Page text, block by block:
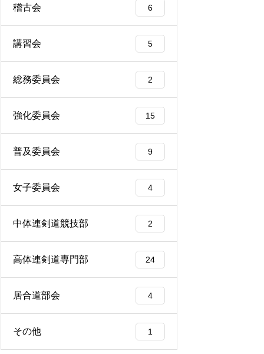
稽古会 6
講習会 5
総務委員会 2
強化委員会 15
普及委員会 9
女子委員会 4
中体連剣道競技部 2
高体連剣道専門部 24
居合道部会 4
その他 1